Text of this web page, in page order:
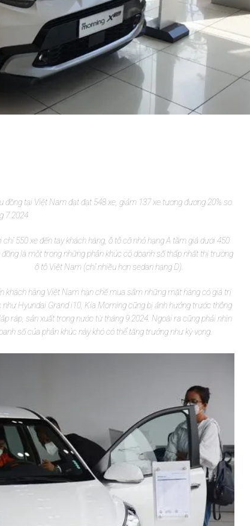
tại Việt Nam đạt đạt 548 xe, giảm 137 xe tương đương 20% so
7.2024
chỉ 550 xe đến tay khách hàng, ô tô cỡ nhỏ hạng A tầm giá dưới 450
đồng là một trong những phân khúc có doanh số thấp nhất thị trường
ô tô Việt Nam (chỉ nhiều hơn sedan hạng D).
khách hàng Việt Nam hạn chế mua sắm những mặt hàng có giá trị
Hyundai Grand i10, Kia Morning cũng bị ảnh hưởng trước thông
ráp, sản xuất trong nước từ tháng 9.2024. Ngoài ra cũng phải nhìn
số của phân khúc này khó có thể tăng trưởng như kỳ vọng.